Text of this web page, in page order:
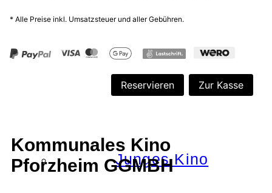
Alle Filmreihen
Junges Kino
Kommunales Kino
Pforzheim GGMBH